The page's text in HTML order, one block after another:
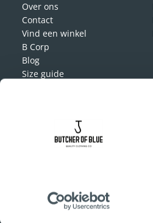
Over ons
Contact
Vind een winkel
B Corp
Blog
Size guide